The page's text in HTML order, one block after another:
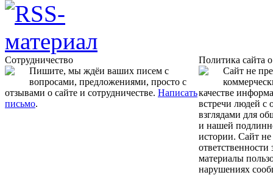
Сотрудничество
Пишите, мы ждёи ваших писем с
вопросами, предложениями, просто с
отзывами о сайте и сотрудничестве. Написать
письмо.
Политика сайта
Сайт не
качестве
встречи людей с
взглядами для
и нашей
истории. Сайт не
материалы
нарушениях